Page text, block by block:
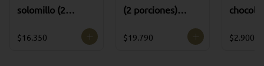
solomillo (2
ultracongelado
$16.350
(2 porciones)
$19.790
(SIN
$2.900